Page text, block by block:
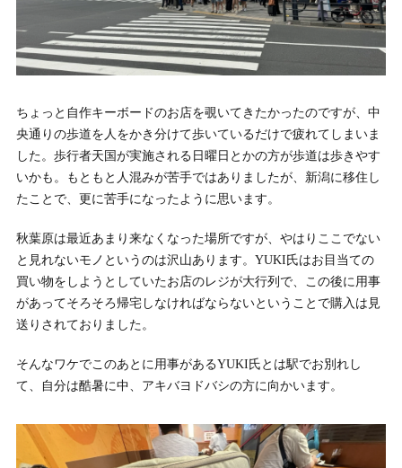
ちょっと自作キーボードのお店を覗いてきたかったのですが、中
央通りの歩道を人をかき分けて歩いているだけで疲れてしまいま
した。歩行者天国が実施される日曜日とかの方が歩道は歩きやす
いかも。もともと人混みが苦手ではありましたが、新潟に移住し
たことで、更に苦手になったように思います。
秋葉原は最近あまり来なくなった場所ですが、やはりここでない
と見れないモノというのは沢山あります。YUKI氏はお目当ての
買い物をしようとしていたお店のレジが大行列で、この後に用事
があってそろそろ帰宅しなければならないということで購入は見
送りされておりました。
そんなワケでこのあとに用事があるYUKI氏とは駅でお別れし
て、自分は酷暑に中、アキバヨドバシの方に向かいます。